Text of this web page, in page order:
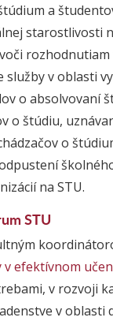
a
starostlivosti
služby v oblasti
o absolvovaní
o štúdiu,
o
na STU.
STU
efektívnom
v rozvoji
v oblasti